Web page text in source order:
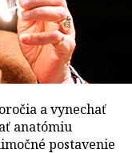
a vynechať
anatómiu
postavenie